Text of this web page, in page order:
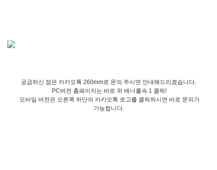
궁금하신 점은 카카오톡 260mm로 문의 주시면 안내해드리겠습니다.
PC버전 홈페이지는 바로 위 배너를속 1 클릭!
모바일 버전은 오른쪽 하단의 카카오톡 로고를 클릭하시면 바로 문의가
가능합니다.